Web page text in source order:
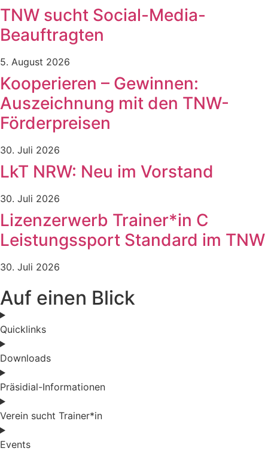
TNW sucht Social-Media-
Beauftragten
5. August 2026
Kooperieren – Gewinnen:
Auszeichnung mit den TNW-
Förderpreisen
30. Juli 2026
LkT NRW: Neu im Vorstand
30. Juli 2026
Lizenzerwerb Trainer*in C
Leistungssport Standard im TNW
30. Juli 2026
Auf einen Blick
Quicklinks
Downloads
Präsidial-Informationen
Verein sucht Trainer*in
Events